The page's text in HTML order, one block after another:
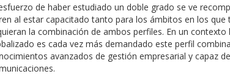
de haber estudiado un doble grado se ve
al estar capacitado tanto para los ámbitos en los
la combinación de ambos perfiles. En un
es cada vez más demandado este perfil
avanzados de gestión empresarial y capaz